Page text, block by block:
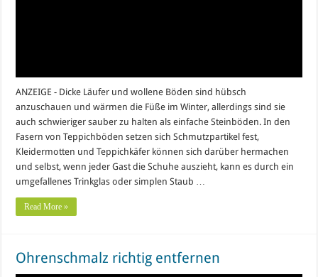
ANZEIGE - Dicke Läufer und wollene Böden sind hübsch
anzuschauen und wärmen die Füße im Winter, allerdings sind sie
auch schwieriger sauber zu halten als einfache Steinböden. In den
Fasern von Teppichböden setzen sich Schmutzpartikel fest,
Kleidermotten und Teppichkäfer können sich darüber hermachen
und selbst, wenn jeder Gast die Schuhe auszieht, kann es durch ein
umgefallenes Trinkglas oder simplen Staub …
Read More »
Ohrenschmalz richtig entfernen